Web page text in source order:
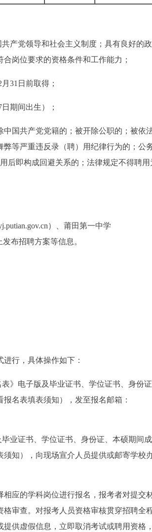
产党领导和社会主义制度；具有良好的
岗位要求的资格条件和工作能力；
31日前取得；
期间出生）；
国共产党党籍的；被开除公职的；被依
等严重违反录（聘）用纪律行为的；公
后即构成回避关系的；法律规定不得聘用
）、莆田第一中学
布招聘方案等信息。
行，具体操作如下：
》电子版及毕业证书、学位证书、身份
名表填表须知），发至报名邮箱：
业证书、学位证书、身份证、本硕期间
知），向现场宣介人员提供或邮寄学校
相应的学科岗位进行报名，报考者对提交
审查。对报考人员资格审核贯穿招聘全
供虚假信息，立即取消考试或聘用资格